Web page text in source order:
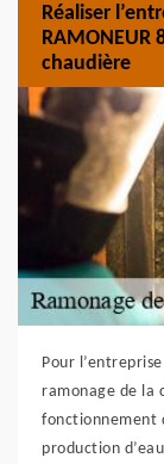
Réaliser
chaudière
Pour
ramonage de la
fonctionnement
production